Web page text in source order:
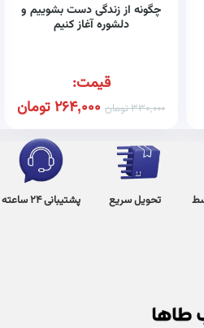
چگونه از زندگی دست بشوییم و
دلشوره آغاز کنیم
قیمت:
330,000تومان 264,000تومان
تحویل سریع پشتیبانی 24 ساعته